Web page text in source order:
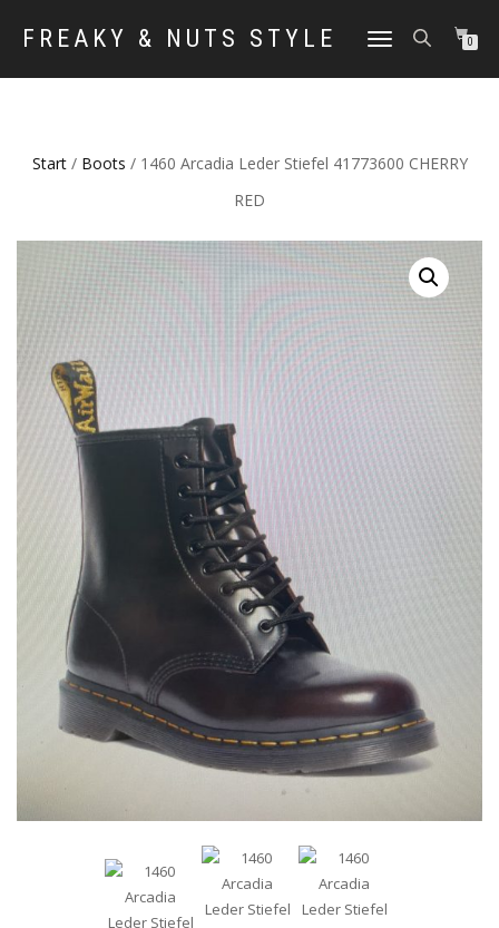
FREAKY & NUTS STYLE
NAVIGATION
0
Start/ Boots / 1460 Arcadia Leder Stiefel 41773600 CHERRY
RED